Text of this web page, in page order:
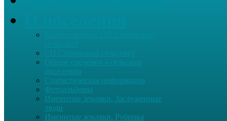
Общие сведения о сельском
поселении
Статистическая информация
Фотоальбомы
Именитые земляки. Заслуженные
люди
Именитые земляки. Рубрика